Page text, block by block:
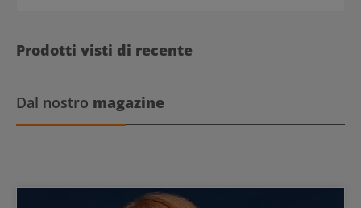
Prodotti visti di recente
Dal nostro magazine